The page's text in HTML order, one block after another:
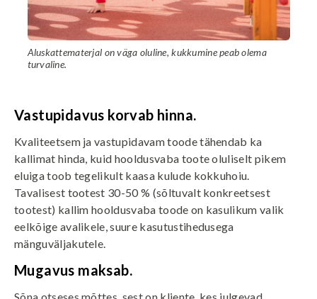
Aluskattematerjal on väga oluline, kukkumine peab olema
turvaline.
Vastupidavus korvab hinna.
Kvaliteetsem ja vastupidavam toode tähendab ka
kallimat hinda, kuid hooldusvaba toote oluliselt pikem
eluiga toob tegelikult kaasa kulude kokkuhoiu.
Tavalisest tootest 30-50 % (sõltuvalt konkreetsest
tootest) kallim hooldusvaba toode on kasulikum valik
eelkõige avalikele, suure kasutustihedusega
mänguväljakutele.
Mugavus maksab.